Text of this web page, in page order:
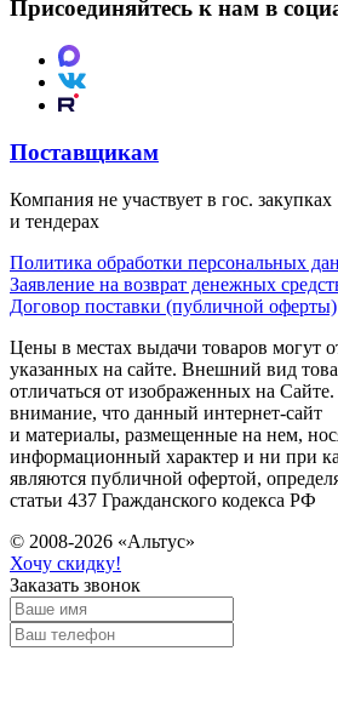
Присоединяйтесь к нам в
Поставщикам
Компания не участвует в гос. закупках
и тендерах
Политика обработки персональных
Заявление на возврат денежных
Договор поставки (публичной оферты)
Цены в местах выдачи товаров могут
указанных на сайте. Внешний вид
отличаться от изображенных на
внимание, что данный интернет-сайт
и материалы, размещенные на нем,
информационный характер и ни при
являются публичной офертой,
статьи 437 Гражданского кодекса РФ
© 2008-2026 «Альтус»
Хочу скидку!
Заказать звонок